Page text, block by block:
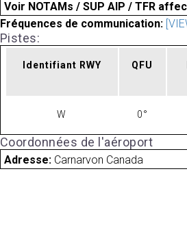
Voir NOTAMs / SUP AIP / TFR
Fréquences de communication:
Pistes:
Identifiant RWY QFU
W 0°
Coordonnées de l'aéroport
Adresse: Carnarvon Canada